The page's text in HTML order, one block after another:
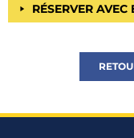
RÉSERVER